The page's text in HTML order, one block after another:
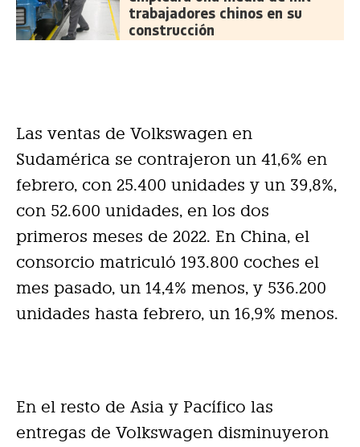
trabajadores chinos en su
construcción
Las ventas de Volkswagen en
Sudamérica se contrajeron un 41,6% en
febrero, con 25.400 unidades y un 39,8%,
con 52.600 unidades, en los dos
primeros meses de 2022. En China, el
consorcio matriculó 193.800 coches el
mes pasado, un 14,4% menos, y 536.200
unidades hasta febrero, un 16,9% menos.
En el resto de Asia y Pacífico las
entregas de Volkswagen disminuyeron